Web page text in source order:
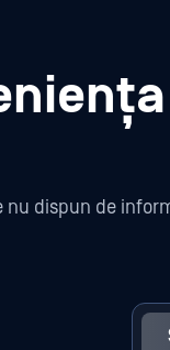
nu dispun de